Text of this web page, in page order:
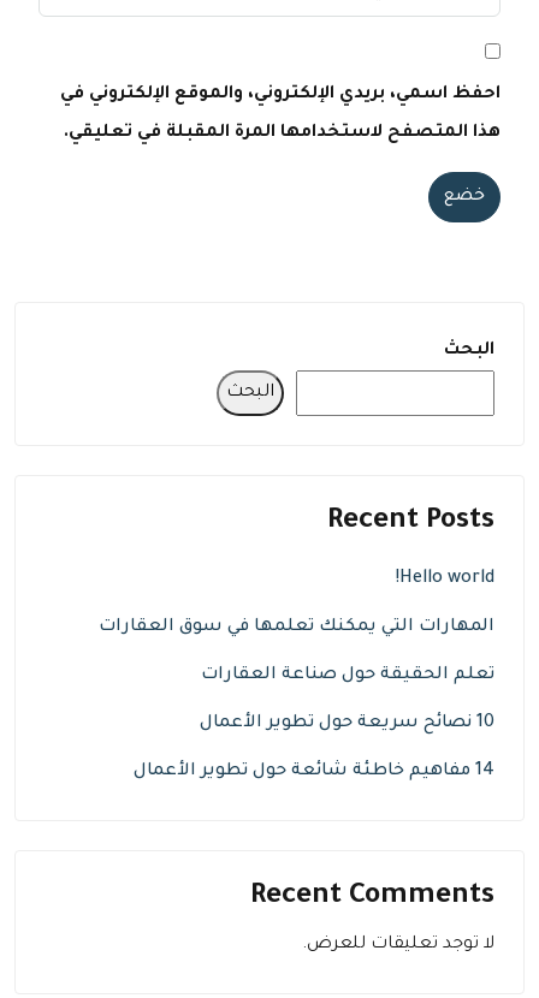
احفظ اسمي، بريدي الإلكتروني، والموقع الإلكتروني في
هذا المتصفح لاستخدامها المرة المقبلة في تعليقي.
خضع
البحث
البحث
Recent Posts
Hello world!
المهارات التي يمكنك تعلمها في سوق العقارات
تعلم الحقيقة حول صناعة العقارات
10 نصائح سريعة حول تطوير الأعمال
14 مفاهيم خاطئة شائعة حول تطوير الأعمال
Recent Comments
لا توجد تعليقات للعرض.